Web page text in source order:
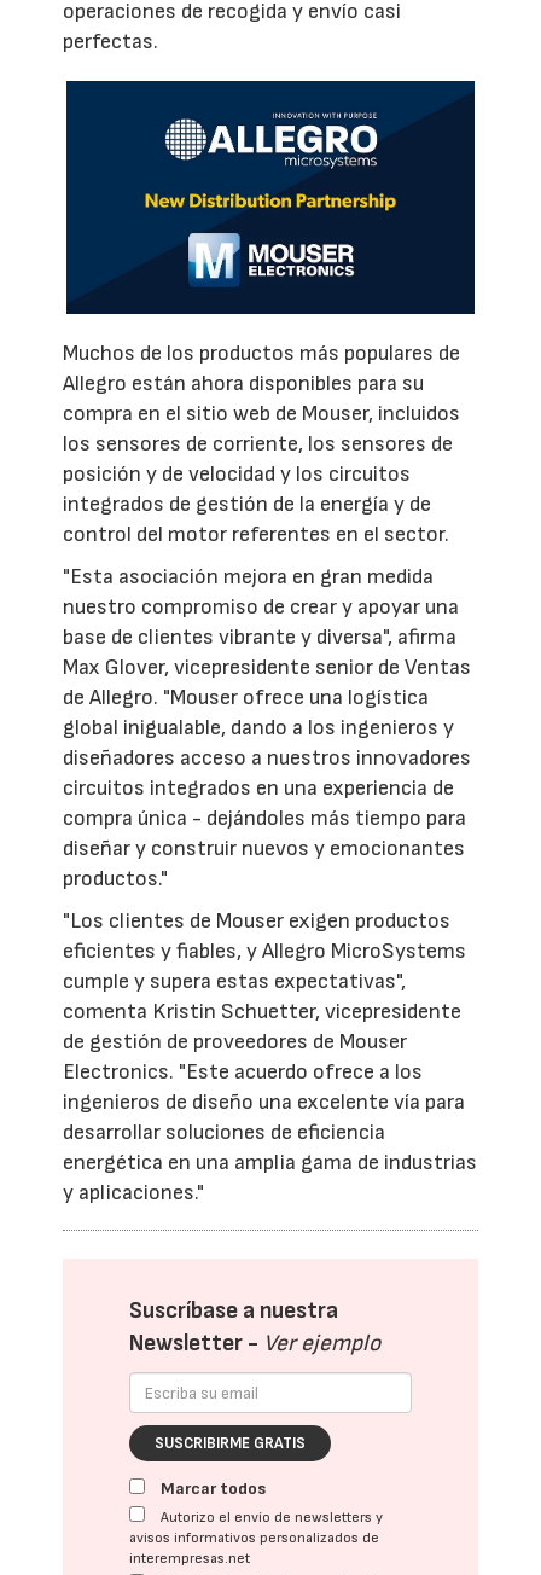
operaciones de recogida y envío casi
perfectas.
Muchos de los productos más populares de
Allegro están ahora disponibles para su
compra en el sitio web de Mouser, incluidos
los sensores de corriente, los sensores de
posición y de velocidad y los circuitos
integrados de gestión de la energía y de
control del motor referentes en el sector.
"Esta asociación mejora en gran medida
nuestro compromiso de crear y apoyar una
base de clientes vibrante y diversa", afirma
Max Glover, vicepresidente senior de Ventas
de Allegro. "Mouser ofrece una logística
global inigualable, dando a los ingenieros y
diseñadores acceso a nuestros innovadores
circuitos integrados en una experiencia de
compra única - dejándoles más tiempo para
diseñar y construir nuevos y emocionantes
productos."
"Los clientes de Mouser exigen productos
eficientes y fiables, y Allegro MicroSystems
cumple y supera estas expectativas",
comenta Kristin Schuetter, vicepresidente
de gestión de proveedores de Mouser
Electronics. "Este acuerdo ofrece a los
ingenieros de diseño una excelente vía para
desarrollar soluciones de eficiencia
energética en una amplia gama de industrias
y aplicaciones."
Suscríbase a nuestra
Newsletter - Ver ejemplo
SUSCRIBIRME GRATIS
Marcar todos
Autorizo el envío de newsletters y
avisos informativos personalizados de
interempresas.net